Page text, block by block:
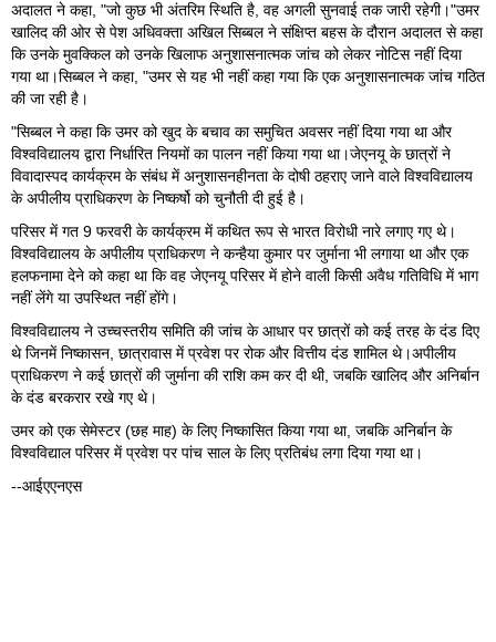
अदालत ने कहा, "जो कुछ भी अंतरिम स्थिति है, वह अगली सुनवाई तक जारी रहेगी।"उमर
खालिद की ओर से पेश अधिवक्ता अखिल सिब्बल ने संक्षिप्त बहस के दौरान अदालत से कहा
कि उनके मुवक्किल को उनके खिलाफ अनुशासनात्मक जांच को लेकर नोटिस नहीं दिया
गया था।सिब्बल ने कहा, "उमर से यह भी नहीं कहा गया कि एक अनुशासनात्मक जांच गठित
की जा रही है।
"सिब्बल ने कहा कि उमर को खुद के बचाव का समुचित अवसर नहीं दिया गया था और
विश्वविद्यालय द्वारा निर्धारित नियमों का पालन नहीं किया गया था।जेएनयू के छात्रों ने
विवादास्पद कार्यक्रम के संबंध में अनुशासनहीनता के दोषी ठहराए जाने वाले विश्वविद्यालय
के अपीलीय प्राधिकरण के निष्कर्षो को चुनौती दी हुई है।
परिसर में गत 9 फरवरी के कार्यक्रम में कथित रूप से भारत विरोधी नारे लगाए गए थे।
विश्वविद्यालय के अपीलीय प्राधिकरण ने कन्हैया कुमार पर जुर्माना भी लगाया था और एक
हलफनामा देने को कहा था कि वह जेएनयू परिसर में होने वाली किसी अवैध गतिविधि में भाग
नहीं लेंगे या उपस्थित नहीं होंगे।
विश्वविद्यालय ने उच्चस्तरीय समिति की जांच के आधार पर छात्रों को कई तरह के दंड दिए
थे जिनमें निष्कासन, छात्रावास में प्रवेश पर रोक और वित्तीय दंड शामिल थे।अपीलीय
प्राधिकरण ने कई छात्रों की जुर्माना की राशि कम कर दी थी, जबकि खालिद और अनिर्बान
के दंड बरकरार रखे गए थे।
उमर को एक सेमेस्टर (छह माह) के लिए निष्कासित किया गया था, जबकि अनिर्बान के
विश्वविद्याल परिसर में प्रवेश पर पांच साल के लिए प्रतिबंध लगा दिया गया था।
--आईएएनएस